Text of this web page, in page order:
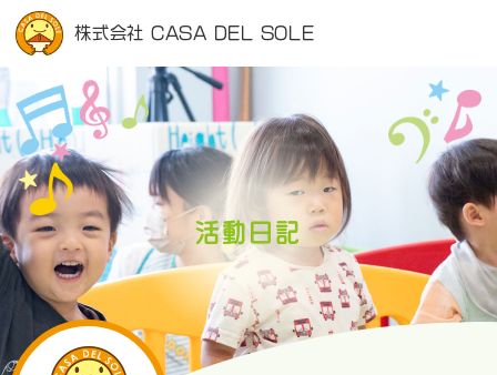
株式会社 CASA DEL SOLE
活動日記